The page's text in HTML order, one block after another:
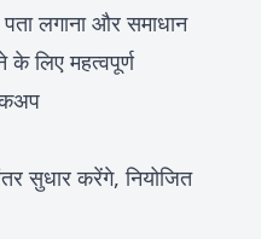
लगाना और समाधान
के लिए महत्वपूर्ण
सुधार करेंगे, नियोजित